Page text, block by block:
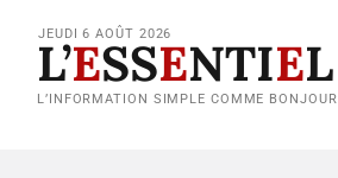
JEUDI 6 AOÛT 2026
L’ESSENTIEL
L’INFORMATION SIMPLE COMME BONJOUR